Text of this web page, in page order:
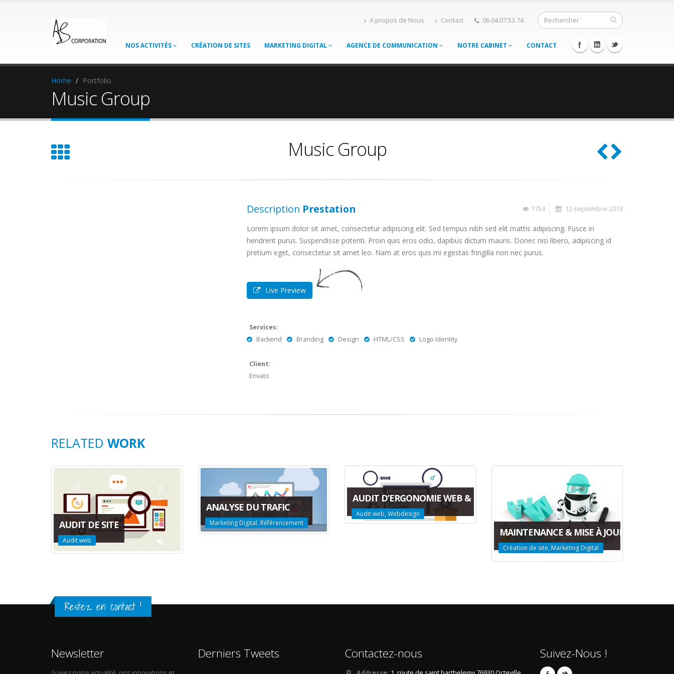
A propos de Nous Contact 06.04.07.53.74.
NOS ACTIVITÉS CRÉATION DE SITES MARKETING DIGITAL AGENCE DE COMMUNICATION NOTRE CABINET CONTACT
Home Portfolio
Music Group
Music Group
1754 12 septembre 2013
Description Prestation
Lorem ipsum dolor sit amet, consectetur adipiscing elit. Sed tempus nibh sed elit mattis adipiscing. Fusce in
hendrerit purus. Suspendisse potenti. Proin quis eros odio, dapibus dictum mauris. Donec nisi libero, adipiscing id
pretium eget, consectetur sit amet leo. Nam at eros quis mi egestas fringilla non nec purus.
Live Preview
Services:
Backend
Branding Design HTML/CSS Logo Identity
Client:
Envato
RELATED WORK
AUDIT DE SITE
Audit web
ANALYSE DU TRAFIC
Marketing Digital, Référencement
AUDIT D’ERGONOMIE WEB & DE QUALITÉ
Audit web, Webdesign
MAINTENANCE & MISE À JOURS
Création de site, Marketing Digital
Restez en contact !
Newsletter Derniers Tweets Contactez-nous Suivez-Nous !